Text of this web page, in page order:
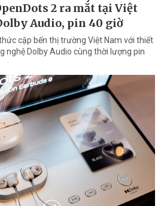
2 ra mắt tại Việt
Audio, pin 40 giờ
cập bến thị trường Việt Nam với thiết
nghệ Dolby Audio cùng thời lượng pin